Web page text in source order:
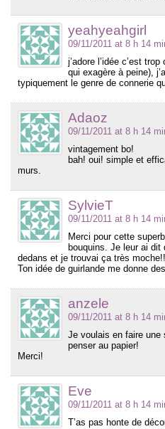
yeahyeahgirl
09/11/2011 at 8 h 14
j’adore l’idée c’est
qui exagère à peine),
typiquement le genre de connerie
Adaoz
09/11/2011 at 8 h 14
vintagement bo!
bah! oui! simple et
murs.
SylvieT
09/11/2011 at 8 h 14
Merci pour cette
bouquins. Je leur ai dit
dedans et je trouvai ça très
Ton idée de guirlande me donne
anzele
09/11/2011 at 8 h 14
Je voulais en faire
penser au papier!
Merci!
Eve
09/11/2011 at 8 h 14
T’as pas honte de